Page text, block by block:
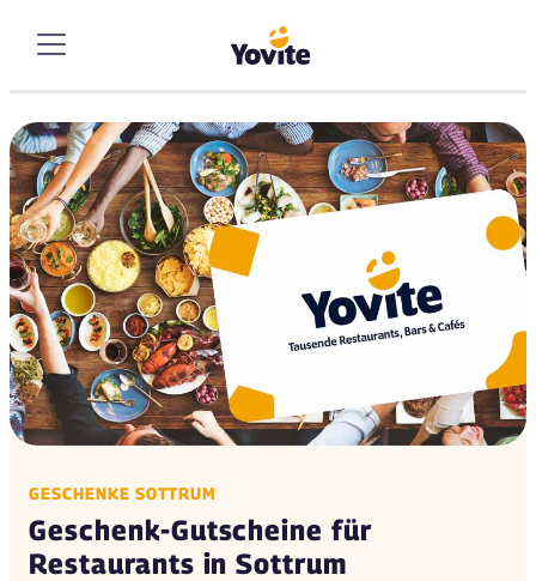
GESCHENKE SOTTRUM
Geschenk-Gutscheine für
Restaurants in Sottrum